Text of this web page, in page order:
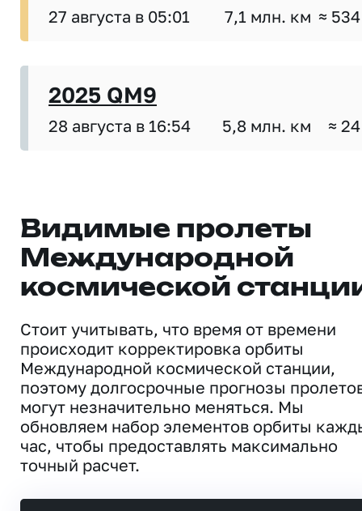
27 августа в 05:01 7,1 млн. км ≈
2025 QM9
28 августа в 16:54 5,8 млн. км ≈
Видимые пролеты
Международной
космической
Стоит учитывать, что время от времени
происходит корректировка орбиты
Международной космической станции,
поэтому долгосрочные прогнозы
могут незначительно меняться. Мы
обновляем набор элементов орбиты
час, чтобы предоставлять максимально
точный расчет.